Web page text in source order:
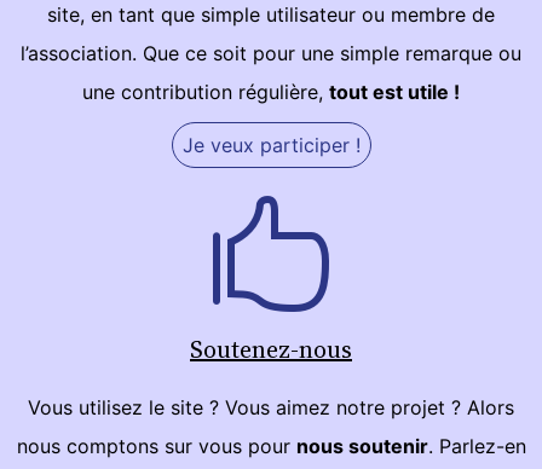
site, en tant que simple utilisateur ou membre de
l’association. Que ce soit pour une simple remarque ou
une contribution régulière, tout est utile !
Je veux participer !
Soutenez-nous
Vous utilisez le site ? Vous aimez notre projet ? Alors
nous comptons sur vous pour nous soutenir. Parlez-en